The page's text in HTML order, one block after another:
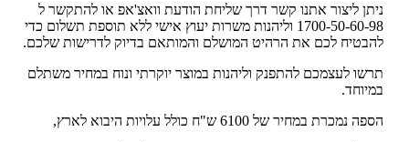
ניתן ליצור אתנו קשר דרך שליחת הודעת וואצ'אפ או להתקשר ל
1700-50-60-98 וליהנות משרות יעוץ אישי ללא תוספת תשלום כדי
להבטיח לכם את הרהיט המושלם והמותאם בדיוק לדרישות שלכם.
תרשו לעצמכם להתפנק וליהנות במוצר יוקרתי ונוח במחיר משתלם
במיוחד.
הספה נמכרת במחיר של 6100 ש"ח כולל עלויות היבוא לארץ,